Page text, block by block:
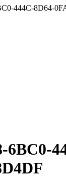
444C-8D64-
6BC0-